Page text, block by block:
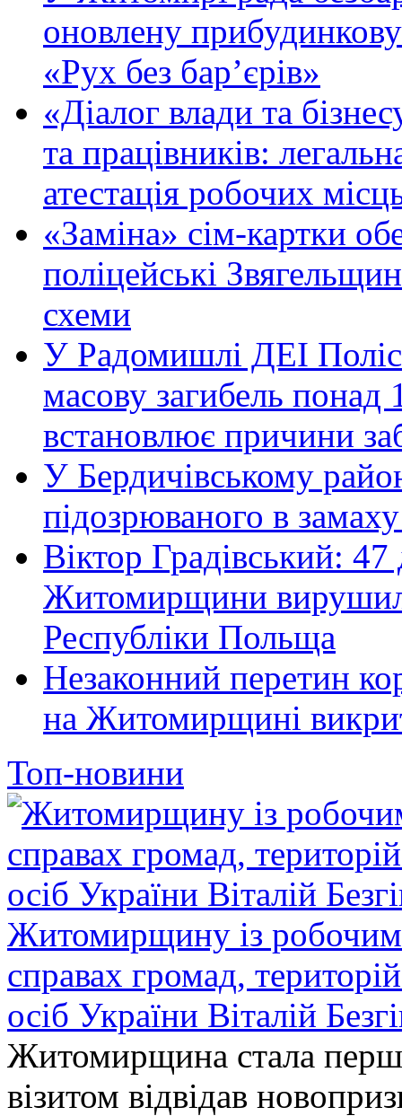
оновлену
«Рух без бар’єрів»
«Діалог влади та
та працівників:
атестація робочих
«Заміна» сім-картки
поліцейські
схеми
У Радомишлі ДЕІ
масову загибель понад
встановлює причини
У Бердичівському
підозрюваного в
Віктор Градівський: 47
Житомирщини
Республіки Польща
Незаконний перетин
на Житомирщині
Топ-новини
Житомирщину із робочим
справах громад,
осіб України Віталій
Житомирщина стала
візитом відвідав